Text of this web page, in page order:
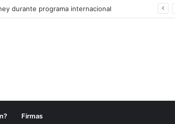
estudiantes
Firmas